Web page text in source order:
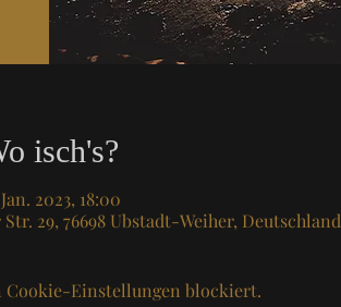
isch's?
2023, 18:00
29, 76698 Ubstadt-Weiher, Deutschland
Cookie-Einstellungen blockiert.